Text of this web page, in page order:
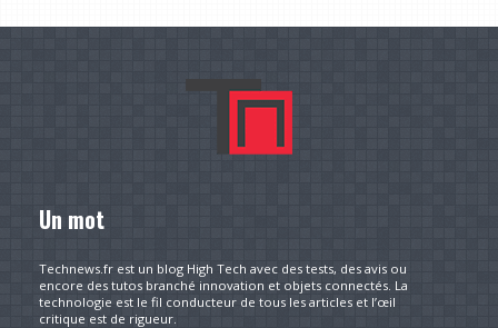
Un mot
Technews.fr est un blog High Tech avec des tests, des avis ou
encore des tutos branché innovation et objets connectés. La
technologie est le fil conducteur de tous les articles et l’œil
critique est de rigueur.